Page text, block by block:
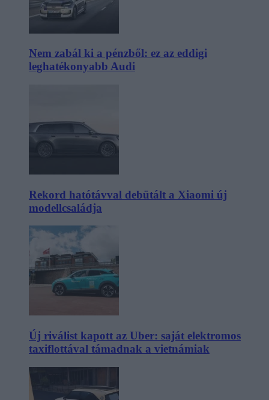
Nem zabál ki a pénzből: ez az eddigi
leghatékonyabb Audi
Rekord hatótávval debütált a Xiaomi új
modellcsaládja
Új riválist kapott az Uber: saját elektromos
taxiflottával támadnak a vietnámiak